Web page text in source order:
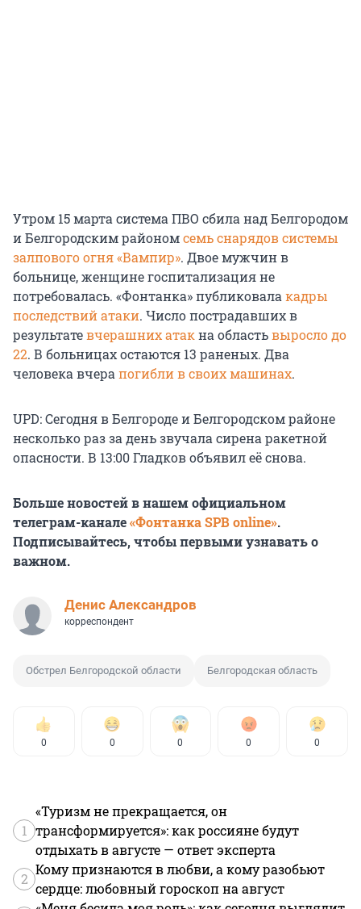
Утром 15 марта система ПВО сбила над Белгородом
и Белгородским райономсемь снарядов системы
залпового огня «Вампир». Двое мужчин в
больнице, женщине госпитализация не
потребовалась. «Фонтанка» публиковала кадры
последствий атаки. Число пострадавших в
результатевчерашних атакна областьвыросло до
22. В больницах остаются 13 раненых. Два
человека вчера погибли в своих машинах.
UPD: Сегодня в Белгороде и Белгородском районе
несколько раз за день звучала сирена ракетной
опасности. В 13:00 Гладков объявил её снова.
Больше новостей в нашем официальном
телеграм-канале«Фонтанка SPB online».
Подписывайтесь, чтобы первыми узнавать о
важном.
Денис Александров
корреспондент
Обстрел Белгородской области Белгородская область
0 0 0 0 0
1
«Туризм не прекращается, он
трансформируется»: как россияне будут
отдыхать в августе — ответ эксперта
2
Кому признаются в любви, а кому разобьют
сердце: любовный гороскоп на август